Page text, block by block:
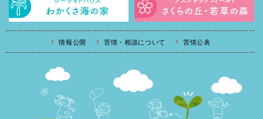
情報公開 苦情・相談について 苦情公表